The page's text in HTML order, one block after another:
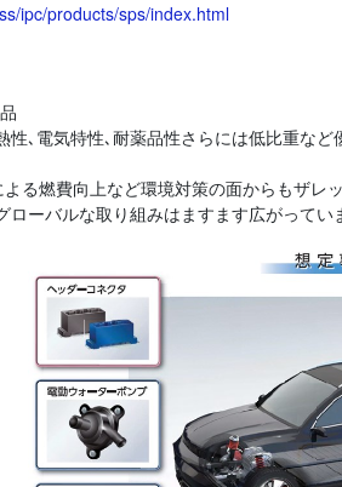
ipc/products/sps/index.html
､電気特性､耐薬品性さらには低比重な
る燃費向上など環境対策の面からもザレ
ーバルな取り組みはますます広がってい